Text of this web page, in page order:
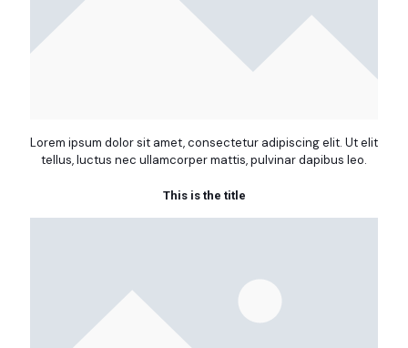
Lorem ipsum dolor sit amet, consectetur adipiscing elit. Ut elit
tellus, luctus nec ullamcorper mattis, pulvinar dapibus leo.
This is the title